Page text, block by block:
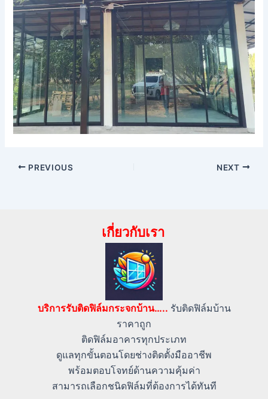
PREVIOUS NEXT
เกี่ยวกับเรา
บริการรับติดฟิล์มกระจกบ้าน….. รับติดฟิล์มบ้าน
ราคาถูก
ติดฟิล์มอาคารทุกประเภท
ดูแลทุกขั้นตอนโดยช่างติดตั้งมืออาชีพ
พร้อมตอบโจทย์ด้านความคุ้มค่า
สามารถเลือกชนิดฟิล์มที่ต้องการได้ทันที